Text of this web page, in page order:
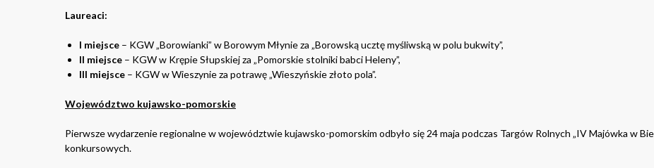
Laureaci:
I miejsce – KGW „Borowianki” w Borowym Młynie za „Borowską ucztę myśliwską w polu bukwity”,
II miejsce – KGW w Krępie Słupskiej za „Pomorskie stolniki babci Heleny”,
III miejsce – KGW w Wieszynie za potrawę „Wieszyńskie złoto pola”.
Województwo kujawsko-pomorskie
Pierwsze wydarzenie regionalne w województwie kujawsko-pomorskim odbyło się 24 maja podczas Targów Rolnych „IV Majówka w
konkursowych.